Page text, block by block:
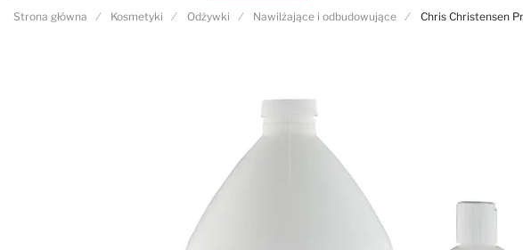
Strona główna Kosmetyki Odżywki Nawilżające i odbudowujące Chris Christensen